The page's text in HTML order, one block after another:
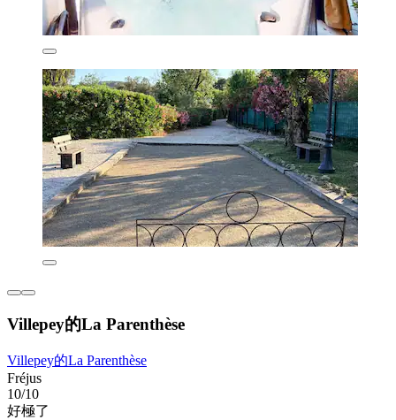
Villepey的La Parenthèse
Villepey的La Parenthèse
Fréjus
10/10
好極了